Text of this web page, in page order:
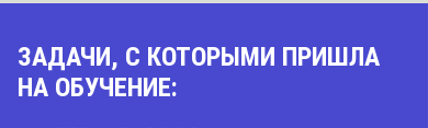
ЗАДАЧИ, С КОТОРЫМИ ПРИШЛА
НА ОБУЧЕНИЕ: